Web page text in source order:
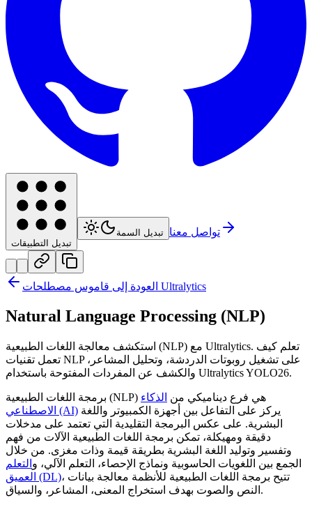
تبديل التطبيقات
تبديل السمة تواصل معنا
العودة إلى قاموس مصطلحات Ultralytics
Natural Language Processing (NLP)
استكشف معالجة اللغات الطبيعية (NLP) مع Ultralytics. تعلم كيف
تعمل تقنيات NLP على تشغيل روبوتات الدردشة، وتحليل المشاعر،
والكشف عن المفردات المفتوحة باستخدام Ultralytics YOLO26.
برمجة اللغات الطبيعية (NLP) هي فرع ديناميكي من الذكاء
الاصطناعي (AI)
البشرية. على عكس البرمجة التقليدية التي تعتمد على مدخلات
دقيقة ومهيكلة، تمكن برمجة اللغات الطبيعية الآلات من فهم
وتفسير وتوليد اللغة البشرية بطريقة قيمة وذات مغزى. من خلال
الجمع بين اللغويات الحاسوبية ونماذج الإحصاء، التعلم الآلي، و التعلم
العميق (DL)، تتيح برمجة اللغات الطبيعية للأنظمة معالجة بيانات
النص والصوت بهدف استخراج المعنى، المشاعر، والسياق.